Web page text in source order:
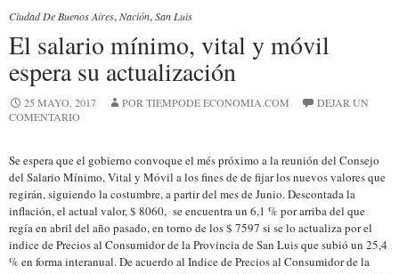
Ciudad De Buenos Aires,Nación,San Luis
El salario mínimo, vital y móvil
espera su actualización
25 MAYO, 2017 POR TIEMPODE ECONOMIA.COM
DEJAR UN
COMENTARIO
Se espera que el gobierno convoque el més próximo a la reunión del Consejo
del Salario Mínimo, Vital y Móvil a los fines de de fijar los nuevos valores que
regirán, siguiendo la costumbre, a partir del mes de Junio. Descontada la
inflación, el actual valor, $ 8060, se encuentra un 6,1 % por arriba del que
regía en abril del año pasado, en torno de los $ 7597 si se lo actualiza por el
indice de Precios al Consumidor de la Provincia de San Luis que subió un 25,4
% en forma interanual. De acuerdo al Indice de Precios al Consumidor de la